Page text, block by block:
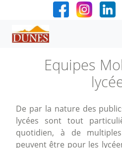
Aller au contenu principal
Equipes
De par la nature des
lycées sont tout
quotidien, à de
peuvent être pour les